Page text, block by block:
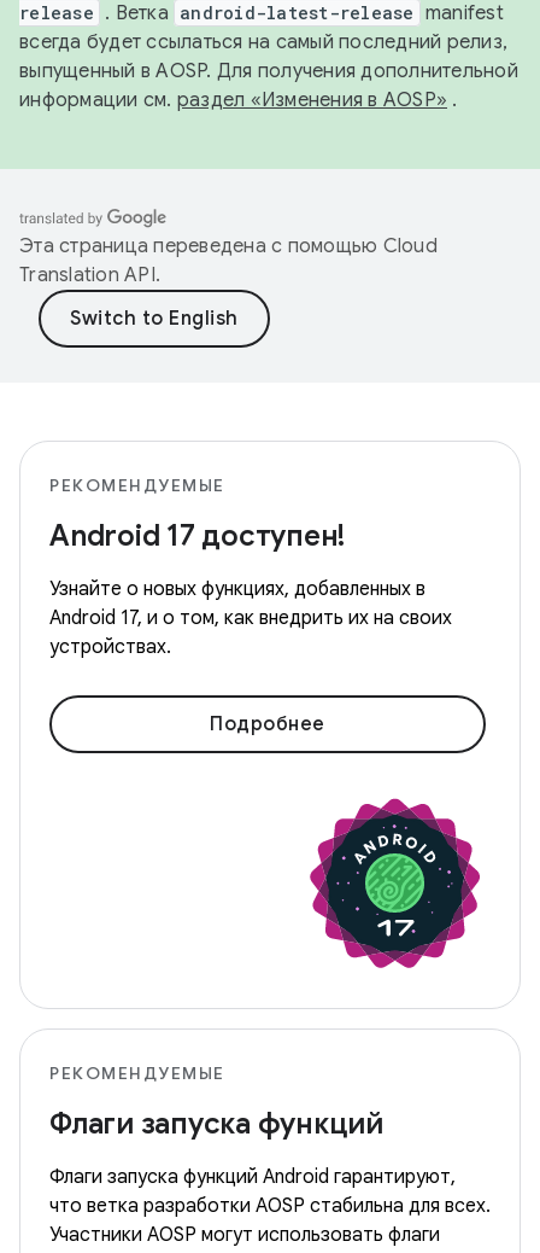
release . Ветка android-latest-release manifest
всегда будет ссылаться на самый последний релиз,
выпущенный в AOSP. Для получения дополнительной
информации см. раздел «Изменения в AOSP» .
Эта страница переведена с помощью Cloud
Translation API.
РЕКОМЕНДУЕМЫЕ
Android 17 доступен!
Узнайте о новых функциях, добавленных в
Android 17, и о том, как внедрить их на своих
устройствах.
Подробнее
РЕКОМЕНДУЕМЫЕ
Флаги запуска функций
Флаги запуска функций Android гарантируют,
что ветка разработки AOSP стабильна для всех.
Участники AOSP могут использовать флаги